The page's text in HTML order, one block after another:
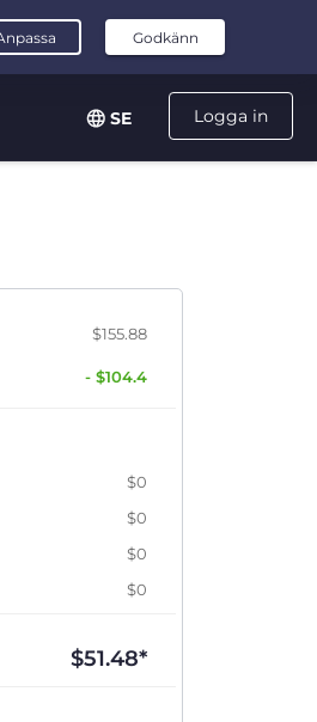
Logga in
SE
$155.88
- $104.4
$0
$0
$0
$0
$51.48*